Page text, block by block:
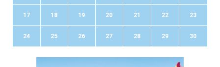
17 18 19 20 21 22 23
24 25 26 27 28 29 30